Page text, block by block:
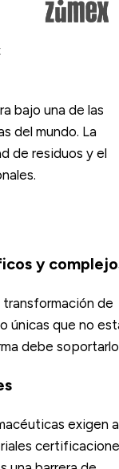
bajo una de las
del mundo. La
de residuos y el
y
de
únicas que no
debe
exigen a